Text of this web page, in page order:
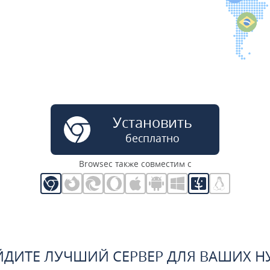
Установить
бесплатно
Browsec также совместим с
ЛУЧШИЙ СЕРВЕР ДЛЯ ВАШИХ